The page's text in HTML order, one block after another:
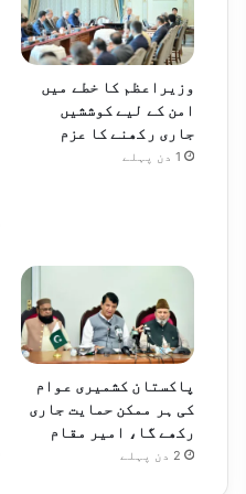
وزیراعظم کا خطے میں
امن کے لیے کوششیں
جاری رکھنے کا عزم
1 دن پہلے
پاکستان کشمیری عوام
کی ہر ممکن حمایت جاری
رکھے گا، امیر مقام
2 دن پہلے